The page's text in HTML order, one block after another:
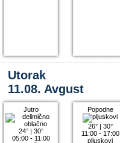
Utorak
11.08. Avgust
Jutro
24°| 30°
05:00 - 11:00
Popodne
26°| 30°
11:00 - 17:00
pljuskovi